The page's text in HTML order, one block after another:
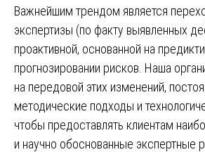
Важнейшим трендом является
экспертизы (по факту выявленных
проактивной, основанной на
прогнозировании рисков. Наша
на передовой этих изменений,
методические подходы и
чтобы предоставлять клиентам
и научно обоснованные экспертные